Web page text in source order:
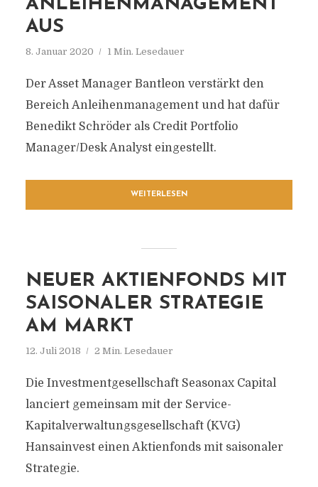
ANLEIHENMANAGEMENT
AUS
8. Januar 2020 1 Min. Lesedauer
Der Asset Manager Bantleon verstärkt den
Bereich Anleihenmanagement und hat dafür
Benedikt Schröder als Credit Portfolio
Manager/Desk Analyst eingestellt.
WEITERLESEN
NEUER AKTIENFONDS MIT
SAISONALER STRATEGIE
AM MARKT
12. Juli 2018 2 Min. Lesedauer
Die Investmentgesellschaft Seasonax Capital
lanciert gemeinsam mit der Service-
Kapitalverwaltungsgesellschaft (KVG)
Hansainvest einen Aktienfonds mit saisonaler
Strategie.